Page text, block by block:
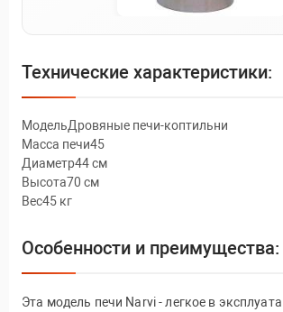
Технические характеристики:
МодельДровяные печи-коптильни
Масса печи45
Диаметр44 см
Высота70 см
Вес45 кг
Особенности и преимущества:
Эта модель печи Narvi - легкое в